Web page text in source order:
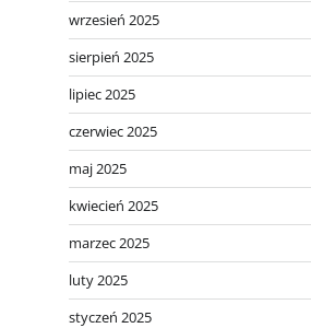
wrzesień 2025
sierpień 2025
lipiec 2025
czerwiec 2025
maj 2025
kwiecień 2025
marzec 2025
luty 2025
styczeń 2025